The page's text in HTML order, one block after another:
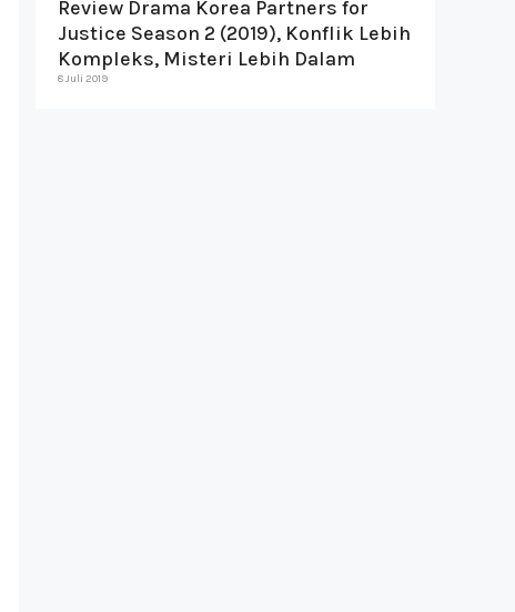
Review Drama Korea Partners for
Justice Season 2 (2019), Konflik Lebih
Kompleks, Misteri Lebih Dalam
8 Juli 2019